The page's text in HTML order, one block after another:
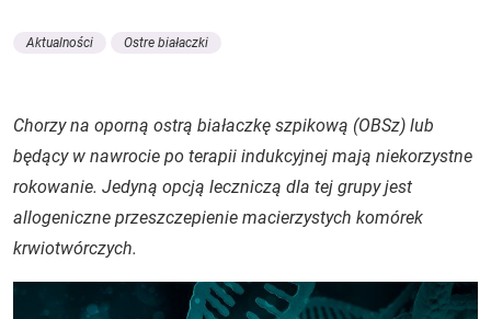
Aktualności Ostre białaczki
Chorzy na oporną ostrą białaczkę szpikową (OBSz) lub
będący w nawrocie po terapii indukcyjnej mają niekorzystne
rokowanie. Jedyną opcją leczniczą dla tej grupy jest
allogeniczne przeszczepienie macierzystych komórek
krwiotwórczych.